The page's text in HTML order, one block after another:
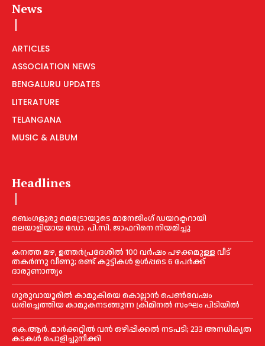
News
ARTICLES
ASSOCIATION NEWS
BENGALURU UPDATES
LITERATURE
TELANGANA
MUSIC & ALBUM
Headlines
ബെംഗളൂരു മെട്രോയുടെ മാനേജിംഗ് ഡയറക്ടറായി
മലയാളിയായ ഡോ. പി.സി. ജാഫറിനെ നിയമിച്ചു
കനത്ത മഴ, ഉത്തര്‍പ്രദേശില്‍ 100 വർഷം പഴക്കമുള്ള വീട്
തകർന്നു വീണു; രണ്ട് കുട്ടികള്‍ ഉള്‍പ്പടെ 6 പേര്‍ക്ക്
ദാരുണാന്ത്യം
ഗുരുവായൂരില്‍ കാമുകിയെ കൊല്ലാൻ പെണ്‍വേഷം
ധരിച്ചെത്തിയ കാമുകനടങ്ങുന്ന ക്രിമിനൽ സംഘം പിടിയില്‍
കെ.ആർ. മാർക്കറ്റിൽ വൻ ഒഴിപ്പിക്കൽ നടപടി; 233 അനധികൃത
കടകൾ പൊളിച്ചുനീക്കി